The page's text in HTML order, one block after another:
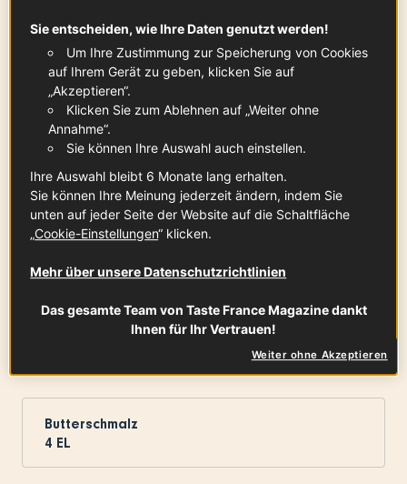
Granatapfel
x
Walnüsse
2
Handvoll
französische Äpfel
x2
französischer Ziegenfrischkäse
Butterschmalz
4 EL
Sie entscheiden, wie Ihre Daten genutzt werden!
Um Ihre Zustimmung zur Speicherung von Cookies
auf Ihrem Gerät zu geben, klicken Sie auf
„Akzeptieren“.
Klicken Sie zum Ablehnen auf „Weiter ohne
Annahme“.
Sie können Ihre Auswahl auch einstellen.
Ihre Auswahl bleibt 6 Monate lang erhalten.
Sie können Ihre Meinung jederzeit ändern, indem Sie
unten auf jeder Seite der Website auf die Schaltfläche
„Cookie-Einstellungen“ klicken.
Mehr über unsere Datenschutzrichtlinien
Das gesamte Team von Taste France Magazine dankt
Ihnen für Ihr Vertrauen!
Weiter ohne Akzeptieren